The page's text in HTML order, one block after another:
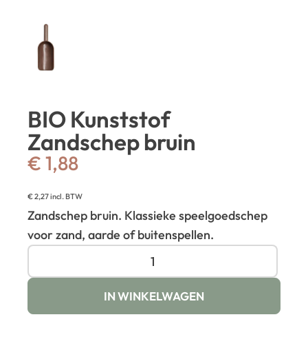
BIO Kunststof
Zandschep bruin
€ 1,88
€2,27incl. BTW
Zandschep bruin. Klassieke speelgoedschep
voor zand, aarde of buitenspellen.
IN WINKELWAGEN